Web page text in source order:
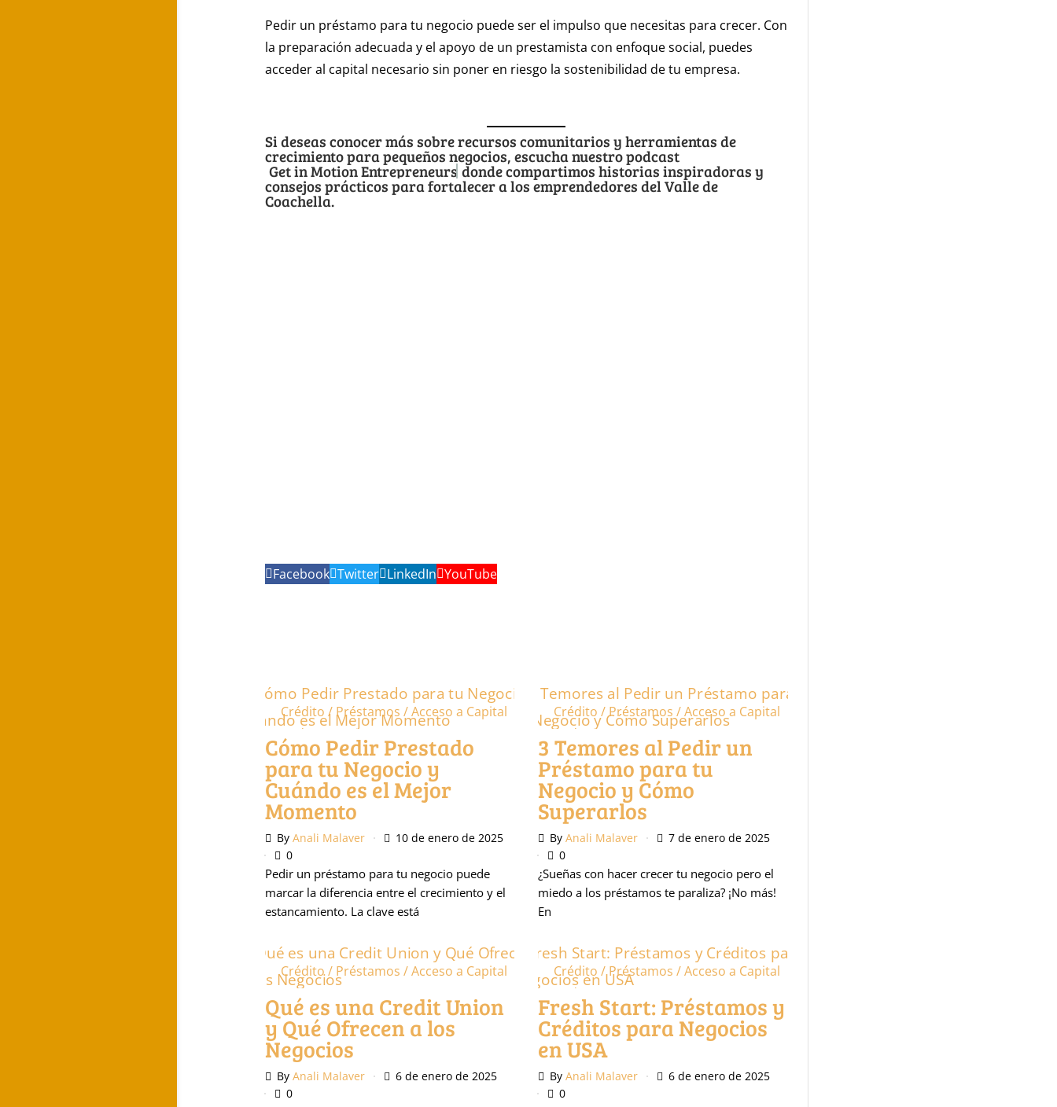
Pedir un préstamo para tu negocio puede ser el impulso que necesitas para crecer. Con
la preparación adecuada y el apoyo de un prestamista con enfoque social, puedes
acceder al capital necesario sin poner en riesgo la sostenibilidad de tu empresa.
Si deseas conocer más sobre recursos comunitarios y herramientas de
crecimiento para pequeños negocios, escucha nuestro podcast
Get in Motion Entrepreneurs donde compartimos historias inspiradoras y
consejos prácticos para fortalecer a los emprendedores del Valle de
Coachella.
Facebook Twitter LinkedIn YouTube
Crédito / Préstamos / Acceso a Capital
Podcast
Cómo Pedir Prestado
para tu Negocio y
Cuándo es el Mejor
Momento
By Anali Malaver
10 de enero de 2025
0
Pedir un préstamo para tu negocio puede
marcar la diferencia entre el crecimiento y el
estancamiento. La clave está
Crédito / Préstamos / Acceso a Capital
Podcast
3 Temores al Pedir un
Préstamo para tu
Negocio y Cómo
Superarlos
ByAnali Malaver
7 de enero de 2025
0
¿Sueñas con hacer crecer tu negocio pero el
miedo a los préstamos te paraliza? ¡No más!
En
Crédito / Préstamos / Acceso a Capital
Podcast
Qué es una Credit Union
y Qué Ofrecen a los
Negocios
By Anali Malaver
6 de enero de 2025
0
Crédito / Préstamos / Acceso a Capital
Podcast
Fresh Start: Préstamos y
Créditos para Negocios
en USA
ByAnali Malaver
6 de enero de 2025
0